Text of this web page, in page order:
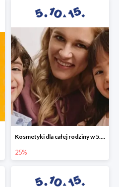
Kosmetyki dla całej rodziny w 5.10.15 do -25%
25%